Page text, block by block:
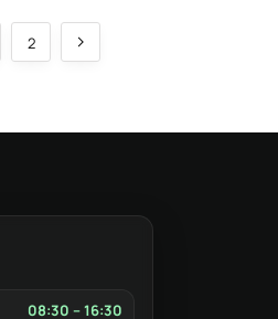
2
08:30 – 16:30